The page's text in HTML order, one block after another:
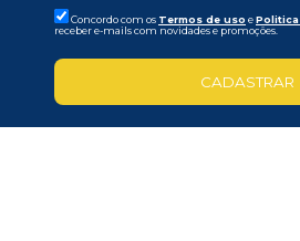
Concordo com os Termos de uso ePolitica
receber e-mails com novidades e promoções.
CADASTRAR